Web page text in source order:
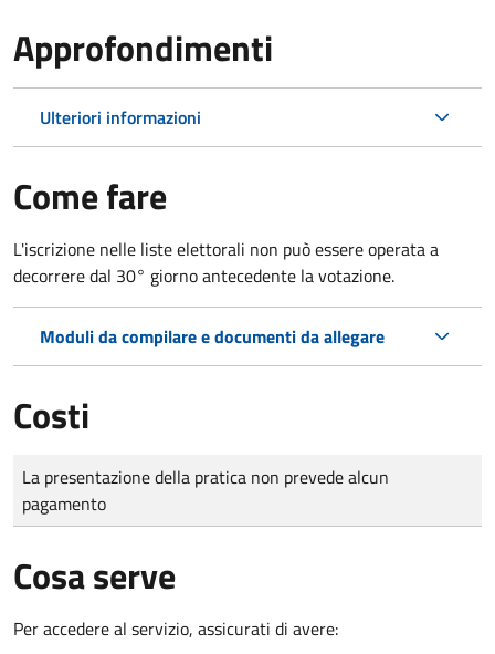
Approfondimenti
Ulteriori informazioni
Come fare
L'iscrizione nelle liste elettorali non può essere operata a
decorrere dal 30° giorno antecedente la votazione.
Moduli da compilare e documenti da allegare
Costi
Tipo di pagamento
Importo
La presentazione della pratica non prevede alcun
pagamento
Cosa serve
Per accedere al servizio, assicurati di avere: